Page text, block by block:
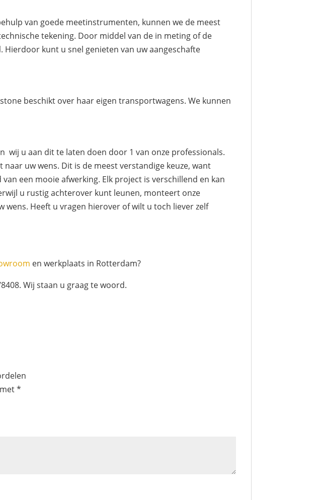
van goede meetinstrumenten, kunnen we de meest
tekening. Door middel van de in meting of de
kunt u snel genieten van uw aangeschafte
beschikt over haar eigen transportwagens. We kunnen
wij u aan dit te laten doen door 1 van onze professionals.
uw wens. Dit is de meest verstandige keuze, want
een mooie afwerking. Elk project is verschillend en kan
u rustig achterover kunt leunen, monteert onze
Heeft u vragen hierover of wilt u toch liever zelf
en werkplaats in Rotterdam?
Wij staan u graag te woord.
met*